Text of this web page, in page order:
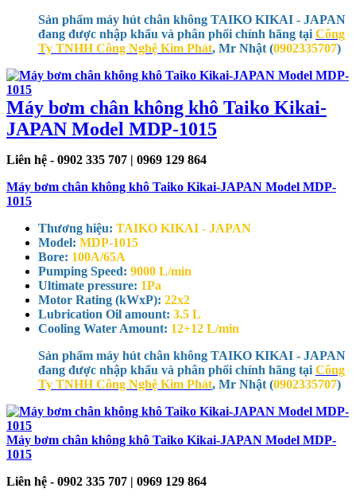
Sản phẩm máy hút chân không TAIKO KIKAI - JAPAN
đang được nhập khẩu và phân phối chính hãng tại Công
Ty TNHH Công Nghệ Kim Phát, Mr Nhật (0902335707)
Máy bơm chân không khô Taiko Kikai-
JAPAN Model MDP-1015
Liên hệ - 0902 335 707 | 0969 129 864
Máy bơm chân không khô Taiko Kikai-JAPAN Model MDP-
1015
Thương hiệu: TAIKO KIKAI - JAPAN
Model: MDP-1015
Bore: 100A/65A
Pumping Speed: 9000 L/min
Ultimate pressure: 1Pa
Motor Rating (kWxP): 22x2
Lubrication Oil amount: 3.5 L
Cooling Water Amount: 12+12 L/min
Sản phẩm máy hút chân không TAIKO KIKAI - JAPAN
đang được nhập khẩu và phân phối chính hãng tại Công
Ty TNHH Công Nghệ Kim Phát, Mr Nhật (0902335707)
Máy bơm chân không khô Taiko Kikai-JAPAN Model MDP-
1015
Liên hệ - 0902 335 707 | 0969 129 864